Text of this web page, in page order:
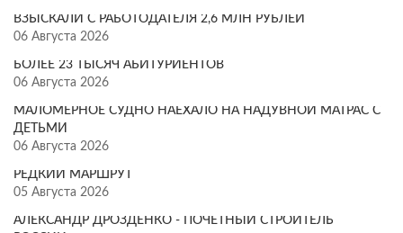
ВЗЫСКАЛИ С РАБОТОДАТЕЛЯ 2,6 МЛН РУБЛЕЙ
06 Августа 2026
БОЛЕЕ 23 ТЫСЯЧ АБИТУРИЕНТОВ
06 Августа 2026
МАЛОМЕРНОЕ СУДНО НАЕХАЛО НА НАДУВНОЙ МАТРАС С
ДЕТЬМИ
06 Августа 2026
РЕДКИЙ МАРШРУТ
05 Августа 2026
АЛЕКСАНДР ДРОЗДЕНКО - ПОЧЁТНЫЙ СТРОИТЕЛЬ